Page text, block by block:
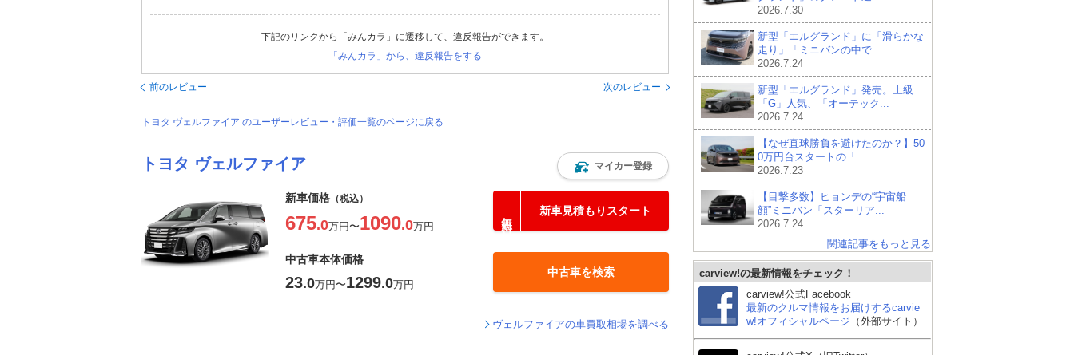
下記のリンクから「みんカラ」に遷移して、違反報告ができます。
「みんカラ」から、違反報告をする
前のレビュー 次のレビュー
トヨタ ヴェルファイア のユーザーレビュー・評価一覧のページに戻る
トヨタ ヴェルファイア マイカー登録
新車価格 （税込）
675.0万円〜1090.0万円
新車見積もりスタート
中古車本体価格
23.0万円〜1299.0万円
中古車を検索
ヴェルファイアの車買取相場を調べる
2026.7.30
新型「エルグランド」に「滑らかな
走り」「ミニバンの中で...
2026.7.24
新型「エルグランド」発売。上級
「G」人気、「オーテック...
2026.7.24
【なぜ直球勝負を避けたのか？】50
0万円台スタートの「...
2026.7.23
【目撃多数】ヒョンデの“宇宙船
顔”ミニバン「スターリア...
2026.7.24
関連記事をもっと見る
carview!の最新情報をチェック！
carview!公式Facebook
最新のクルマ情報をお届けするcarvie
w!オフィシャルページ （外部サイト）